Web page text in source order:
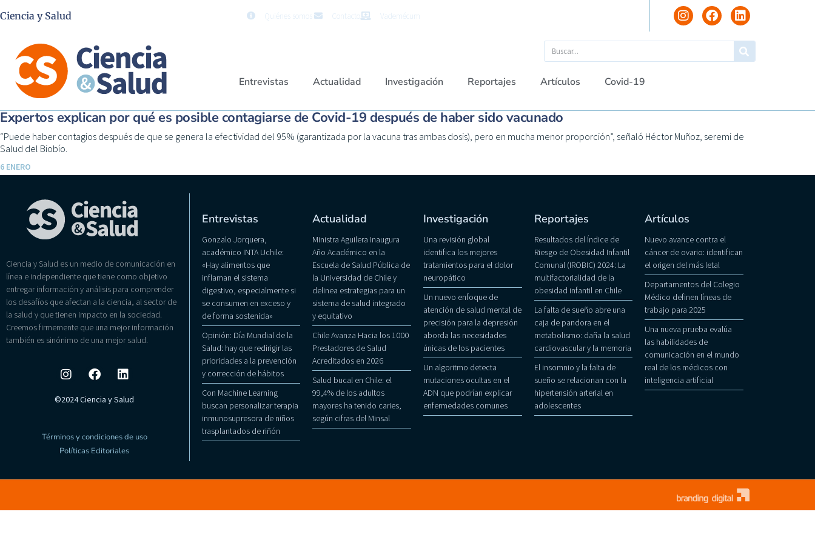
Ciencia y Salud Quiénes somos Contacto Vademécum
Entrevistas Actualidad Investigación Reportajes Artículos Covid-19
Expertos explican por qué es posible contagiarse de Covid-19 después de haber sido vacunado
“Puede haber contagios después de que se genera la efectividad del 95% (garantizada por la vacuna tras ambas dosis), pero en mucha menor proporción”, señaló Héctor Muñoz, seremi de
Salud del Biobío.
6 ENERO
Ciencia y Salud es un medio de comunicación en
línea e independiente que tiene como objetivo
entregar información y análisis para comprender
los desafíos que afectan a la ciencia, al sector de
la salud y que tienen impacto en la sociedad.
Creemos firmemente que una mejor información
también es sinónimo de una mejor salud.
©2024 Ciencia y Salud
Términos y condiciones de uso
Políticas Editoriales
Entrevistas
Gonzalo Jorquera,
académico INTA Uchile:
«Hay alimentos que
inflaman el sistema
digestivo, especialmente si
se consumen en exceso y
de forma sostenida»
Opinión: Día Mundial de la
Salud: hay que redirigir las
prioridades a la prevención
y corrección de hábitos
Con Machine Learning
buscan personalizar terapia
inmunosupresora de niños
trasplantados de riñón
Actualidad
Ministra Aguilera Inaugura
Año Académico en la
Escuela de Salud Pública de
la Universidad de Chile y
delinea estrategias para un
sistema de salud integrado
y equitativo
Chile Avanza Hacia los 1000
Prestadores de Salud
Acreditados en 2026
Salud bucal en Chile: el
99,4% de los adultos
mayores ha tenido caries,
según cifras del Minsal
Investigación
Una revisión global
identifica los mejores
tratamientos para el dolor
neuropático
Un nuevo enfoque de
atención de salud mental de
precisión para la depresión
aborda las necesidades
únicas de los pacientes
Un algoritmo detecta
mutaciones ocultas en el
ADN que podrían explicar
enfermedades comunes
Reportajes
Resultados del Índice de
Riesgo de Obesidad Infantil
Comunal (IROBIC) 2024: La
multifactorialidad de la
obesidad infantil en Chile
La falta de sueño abre una
caja de pandora en el
metabolismo: daña la salud
cardiovascular y la memoria
El insomnio y la falta de
sueño se relacionan con la
hipertensión arterial en
adolescentes
Artículos
Nuevo avance contra el
cáncer de ovario: identifican
el origen del más letal
Departamentos del Colegio
Médico definen líneas de
trabajo para 2025
Una nueva prueba evalúa
las habilidades de
comunicación en el mundo
real de los médicos con
inteligencia artificial